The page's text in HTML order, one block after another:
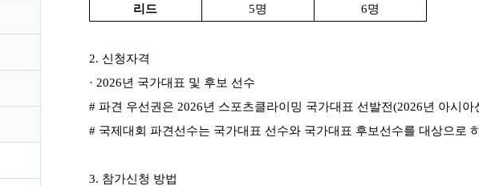
리드 5명 6명
2. 신청자격
· 2026년 국가대표 및 후보 선수
# 파견 우선권은 2026년 스포츠클라이밍 국가대표 선발전(2026년 아시아
# 국제대회 파견선수는 국가대표 선수와 국가대표 후보선수를 대상으로
3. 참가신청 방법